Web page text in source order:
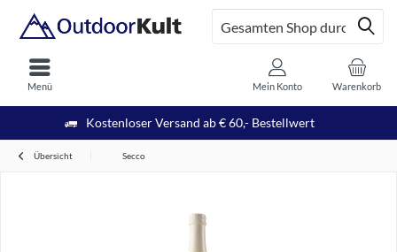
Kostenloser Versand ab € 60,- Bestellwert
Menü Warenkorb
Mein Konto
Übersicht Secco